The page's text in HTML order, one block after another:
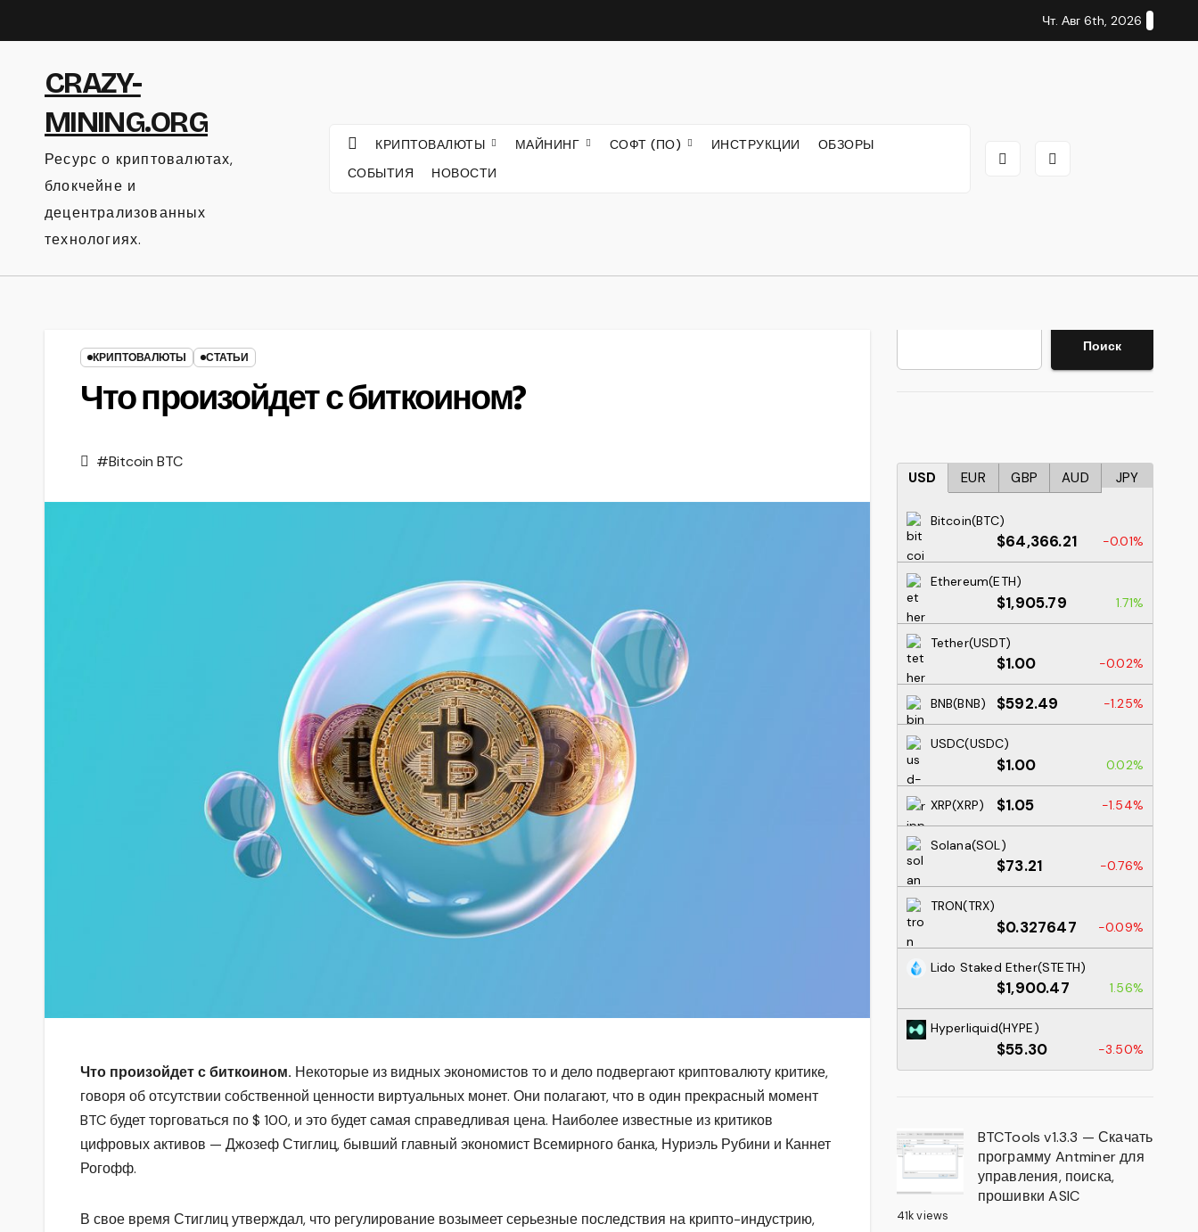
к
Чт. Авг 6th, 2026
CRAZY-
MINING.ORG
Ресурс о криптовалютах,
блокчейне и
децентрализованных
технологиях.
КРИПТОВАЛЮТЫ МАЙНИНГ СОФТ (ПО) ИНСТРУКЦИИ
ОБЗОРЫ
СОБЫТИЯ
НОВОСТИ
КРИПТОВАЛЮТЫ СТАТЬИ
Что произойдет с биткоином?
#Bitcoin BTC
Что произойдет с биткоином. Некоторые из видных экономистов то и дело подвергают криптовалюту критике,
говоря об отсутствии собственной ценности виртуальных монет. Они полагают, что в один прекрасный момент
BTC будет торговаться по $ 100, и это будет самая справедливая цена. Наиболее известные из критиков
цифровых активов — Джозеф Стиглиц, бывший главный экономист Всемирного банка, Нуриэль Рубини и Каннет
Рогофф.
В свое время Стиглиц утверждал, что регулирование возымеет серьезные последствия на крипто-индустрию,
Поиск
USD EUR GBP AUD JPY
Bitcoin(BTC)
$64,366.21 -0.01%
Ethereum(ETH)
$1,905.79 1.71%
Tether(USDT)
$1.00 -0.02%
BNB(BNB) $592.49 -1.25%
USDC(USDC)
$1.00 0.02%
XRP(XRP) $1.05 -1.54%
Solana(SOL)
$73.21 -0.76%
TRON(TRX)
$0.327647 -0.09%
Lido Staked Ether(STETH)
$1,900.47 1.56%
Hyperliquid(HYPE)
$55.30 -3.50%
BTCTools v1.3.3 — Скачать
программу Antminer для
управления, поиска,
прошивки ASIC
41k views